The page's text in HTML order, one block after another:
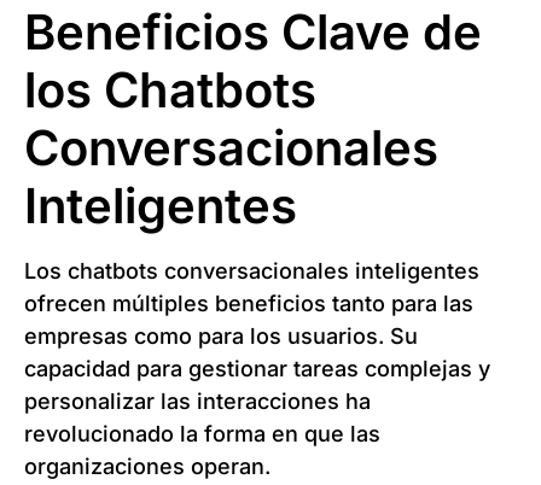
Beneficios Clave de
los Chatbots
Conversacionales
Inteligentes
Los chatbots conversacionales inteligentes
ofrecen múltiples beneficios tanto para las
empresas como para los usuarios. Su
capacidad para gestionar tareas complejas y
personalizar las interacciones ha
revolucionado la forma en que las
organizaciones operan.